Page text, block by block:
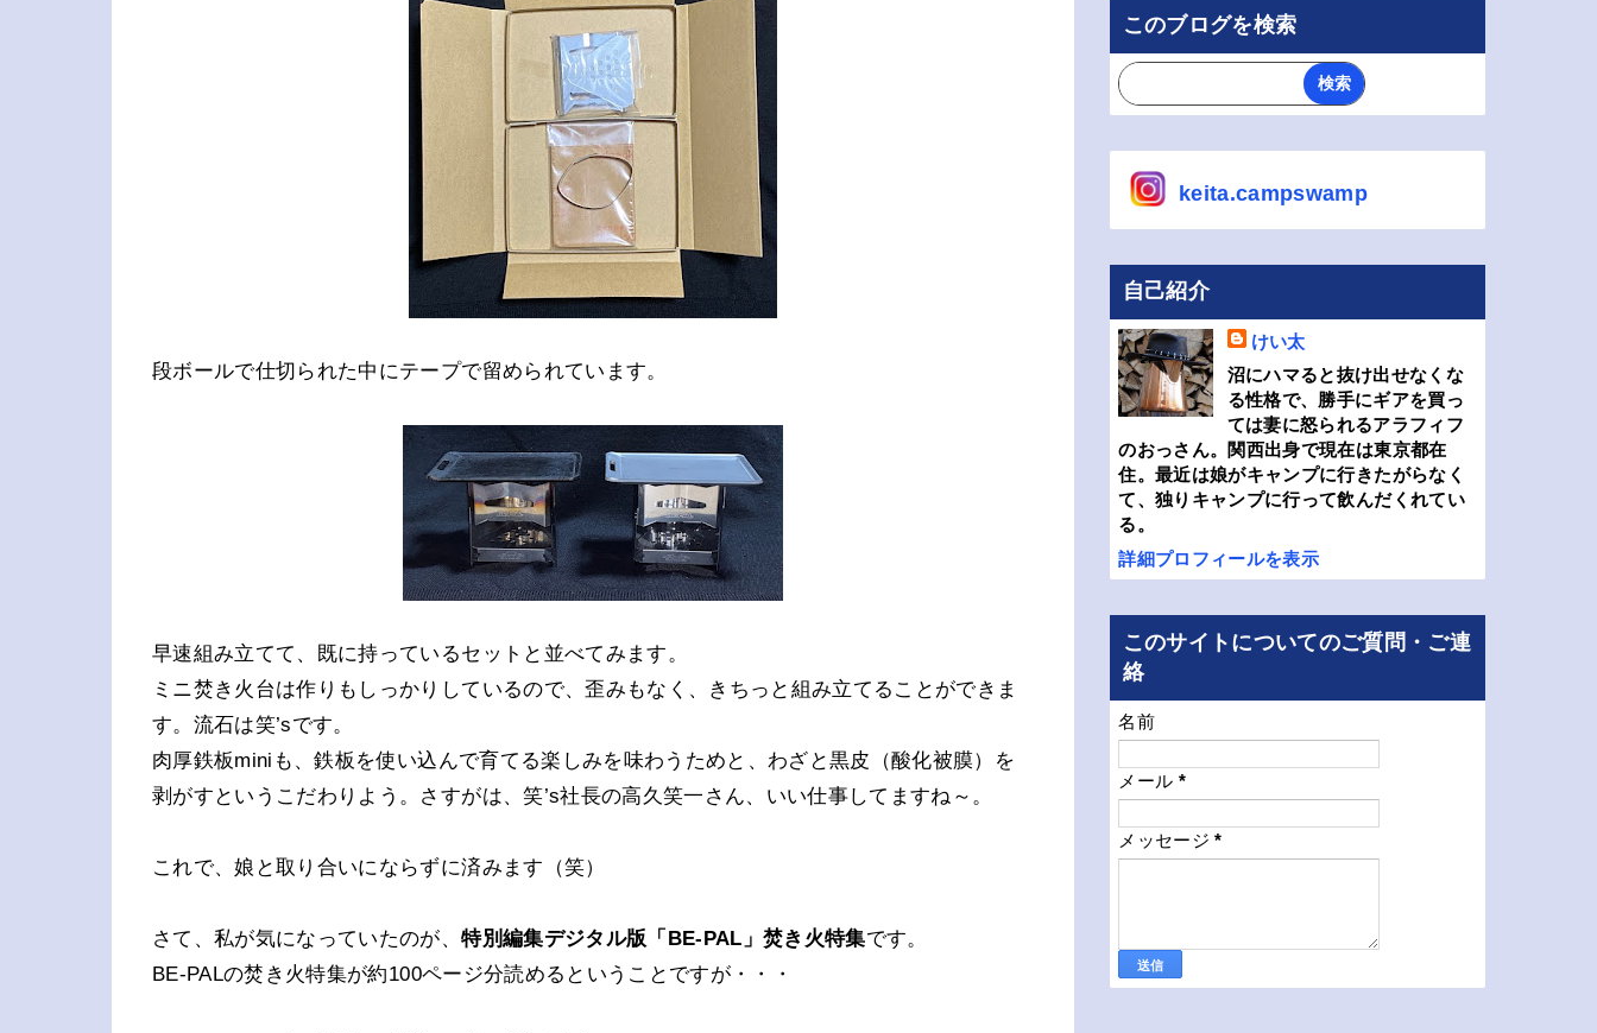
段ボールで仕切られた中にテープで留められています。
早速組み立てて、既に持っているセットと並べてみます。
ミニ焚き火台は作りもしっかりしているので、歪みもなく、きちっと組み立てることができま
す。流石は笑’sです。
肉厚鉄板miniも、鉄板を使い込んで育てる楽しみを味わうためと、わざと黒皮（酸化被膜）を
剥がすというこだわりよう。さすがは、笑’s社長の高久笑一さん、いい仕事してますね～。
これで、娘と取り合いにならずに済みます（笑）
さて、私が気になっていたのが、特別編集デジタル版「BE-PAL」焚き火特集です。
BE-PALの焚き火特集が約100ページ分読めるということですが・・・
このブログを検索
keita.campswamp
自己紹介
けい太
沼にハマると抜け出せなくな
る性格で、勝手にギアを買っ
ては妻に怒られるアラフィフ
のおっさん。関西出身で現在は東京都在
住。最近は娘がキャンプに行きたがらなく
て、独りキャンプに行って飲んだくれてい
る。
詳細プロフィールを表示
このサイトについてのご質問・ご連
絡
名前
メール *
メッセージ*